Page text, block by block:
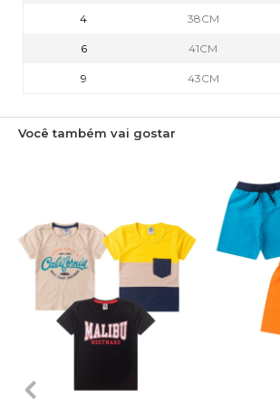
4 38CM
6 41CM
9 43CM
Você também vai gostar
2 3 4